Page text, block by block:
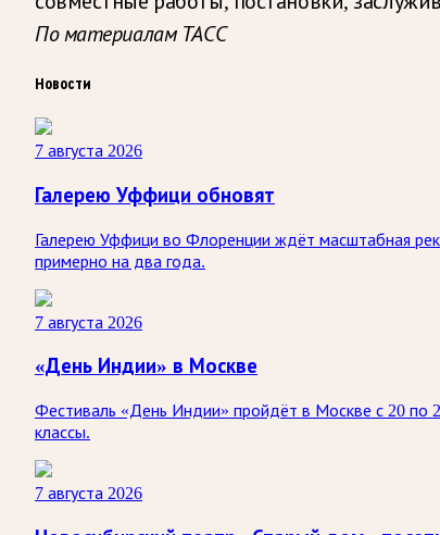
По материалам ТАСС
Новости
7 августа 2026
Галерею Уффици обновят
Галерею Уффици во Флоренции ждёт масштабная
примерно на два года.
7 августа 2026
«День Индии» в Москве
Фестиваль «День Индии» пройдёт в Москве с 20 по
классы.
7 августа 2026